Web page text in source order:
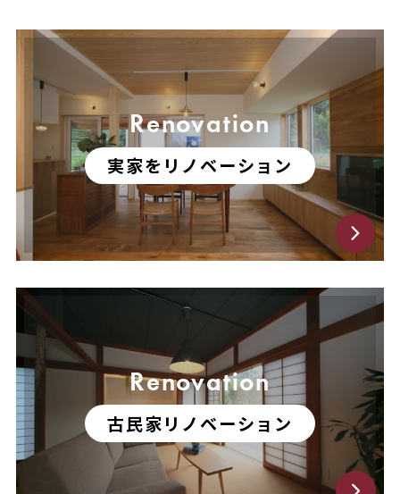
Renovation
実家をリノベーション
Renovation
古民家リノベーション